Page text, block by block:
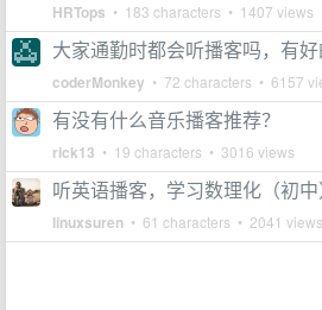
HRTops • 183 characters • 1407 views
大家通勤时都会听播客吗，有
coderMonkey • 72 characters • 6157
有没有什么音乐播客推荐？
rick13 • 19 characters • 3016 views
听英语播客，学习数理化（初中
linuxsuren • 61 characters • 2041 views